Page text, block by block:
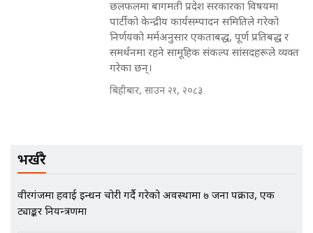
EXCLUSIVE - भिजिट भिसामा सेटिङको
गोप्य अडियो र म्यासेज, गृह मन्त्रालय
कनेक्सन ! || VISIT VISA SCAM
छलफलमा बागमती प्रदेश सरकारका विषयमा
पार्टीको केन्द्रीय कार्यसम्पादन समितिले गरेको
निर्णयको मर्मअनुसार एकताबद्ध, पूर्ण प्रतिबद्ध र
समर्थनमा रहने सामूहिक संकल्प सांसदहरूले व्यक्त
गरेका छन्।
बिहीबार, साउन २१, २०८३
भर्खरै
वीरगंजमा हवाई इन्धन चोरी गर्दै गरेको अवस्थामा ७ जना पक्राउ, एक
ट्याङ्कर नियन्त्रणमा